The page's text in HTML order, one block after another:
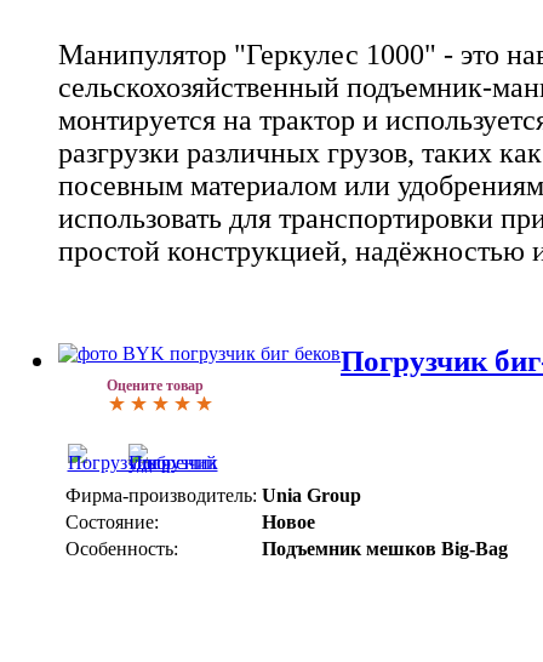
Манипулятор "Геркулес 1000" - это
сельскохозяйственный подъемник-
монтируется на трактор и
разгрузки различных грузов, таких
посевным материалом или
использовать для транспортировки
простой конструкцией, надёжностью
Оцените товар
Погрузчик
Фирма-производитель: Unia Group
Состояние:
Новое
Особенность:
Подъемник мешков Big-Bag